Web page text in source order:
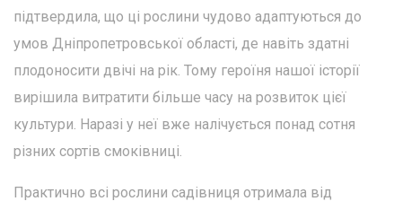
підтвердила, що ці рослини чудово адаптуються до
умов Дніпропетровської області, де навіть здатні
плодоносити двічі на рік. Тому героїня нашої історії
вирішила витратити більше часу на розвиток цієї
культури. Наразі у неї вже налічується понад сотня
різних сортів смоківниці.
Практично всі рослини садівниця отримала від